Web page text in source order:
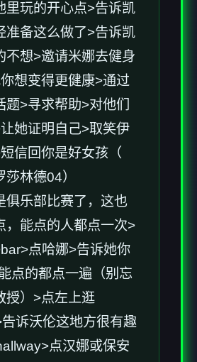
里玩的开心点>告诉凯
准备这么做了>告诉凯
不想>邀请米娜去健身
想变得更健康>通过
题>寻求帮助>对他们
她证明自己>取笑伊
信回你是好女孩（
林德04）
俱乐部比赛了，这也
，能点的人都点一次>
点哈娜>告诉她你
点的都点一遍（别忘
授）>点左上逛
诉沃伦这地方很有趣
点汉娜或保安